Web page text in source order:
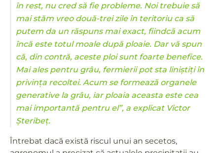
în rest, nu cred să fie probleme. Noi trebuie să
mai stăm vreo două-trei zile în teritoriu ca să
putem da un răspuns mai exact, fiindcă acum
încă este totul moale după ploaie. Dar vă spun
că, din contră, aceste ploi sunt foarte benefice.
Mai ales pentru grâu, fermierii pot sta liniștiți în
privința recoltei. Acum se formează organele
generative la grâu, iar ploaia aceasta este cea
mai importantă pentru el”, a explicat Victor
Șteribeț.
Întrebat dacă există riscul unui an secetos,